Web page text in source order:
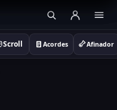
Scroll Acordes Afinador